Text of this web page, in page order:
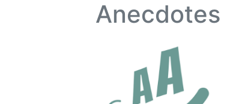
Anecdotes